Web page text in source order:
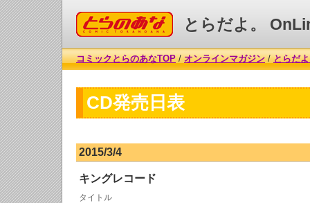
コミックとらのあな とらだよ。
コミックとらのあなTOP/オンラインマガジン/とらだ
CD発売日表
2015/3/4
キングレコード
タイトル